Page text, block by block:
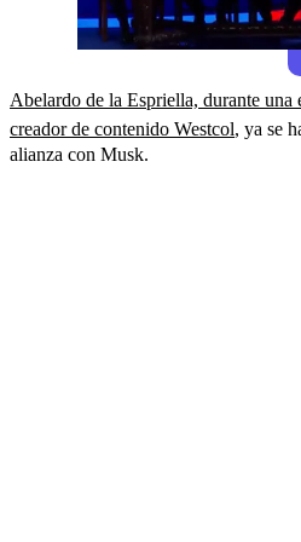
Abelardo de la Espriella, durante una
creador de contenido Westcol, ya se
alianza con Musk.